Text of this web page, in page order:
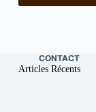
CONTACT
Articles Récents